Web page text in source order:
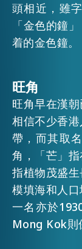
關於我們
常見問題
聯絡我們
頭相近，雖
「金色的鐘
着的金色鐘。
旺角
旺角早在漢
相信不少香
帶，而其取
角，「芒」
指植物茂盛
模填海和人
一名亦於
Mong Kok則